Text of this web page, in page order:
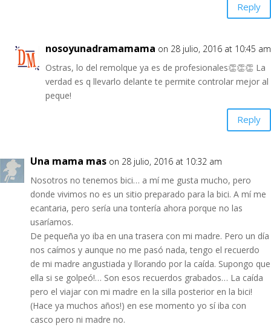
Reply
nosoyunadramamama on 28 julio, 2016 at 10:45 am
Ostras, lo del remolque ya es de profesionales👏👏👏 La
verdad es q llevarlo delante te permite controlar mejor al
peque!
Reply
Una mama mas on 28 julio, 2016 at 10:32 am
Nosotros no tenemos bici… a mí me gusta mucho, pero
donde vivimos no es un sitio preparado para la bici. A mí me
ecantaria, pero sería una tontería ahora porque no las
usaríamos.
De pequeña yo iba en una trasera con mi madre. Pero un día
nos caímos y aunque no me pasó nada, tengo el recuerdo
de mi madre angustiada y llorando por la caída. Supongo que
ella si se golpeó!… Son esos recuerdos grabados… La caída
pero el viajar con mi madre en la silla posterior en la bici!
(Hace ya muchos años!) en ese momento yo sí iba con
casco pero ni madre no.